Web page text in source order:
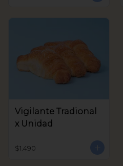
Vigilante Tradional
x Unidad
$1.490